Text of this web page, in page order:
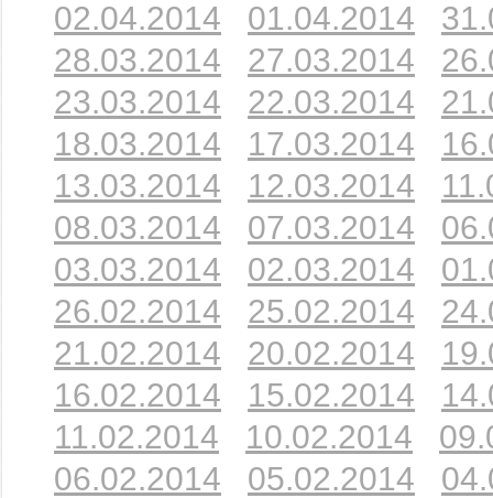
02.04.2014
01.04.2014
28.03.2014
27.03.2014
23.03.2014
22.03.2014
18.03.2014
17.03.2014
13.03.2014
12.03.2014
08.03.2014
07.03.2014
03.03.2014
02.03.2014
26.02.2014
25.02.2014
21.02.2014
20.02.2014
16.02.2014
15.02.2014
11.02.2014
10.02.2014
06.02.2014
05.02.2014